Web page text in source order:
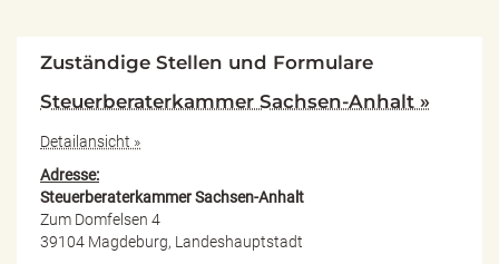
Zuständige Stellen und Formulare
Steuerberaterkammer Sachsen-Anhalt »
Detailansicht »
Adresse:
Steuerberaterkammer Sachsen-Anhalt
Zum Domfelsen 4
39104 Magdeburg, Landeshauptstadt